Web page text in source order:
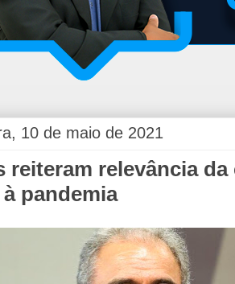
10 de maio de 2021
reiteram relevância da
pandemia